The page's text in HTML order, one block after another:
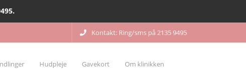
Hudpleje Gavekort Om klinikken
Kontakt: Ring/sms på 2135 9495